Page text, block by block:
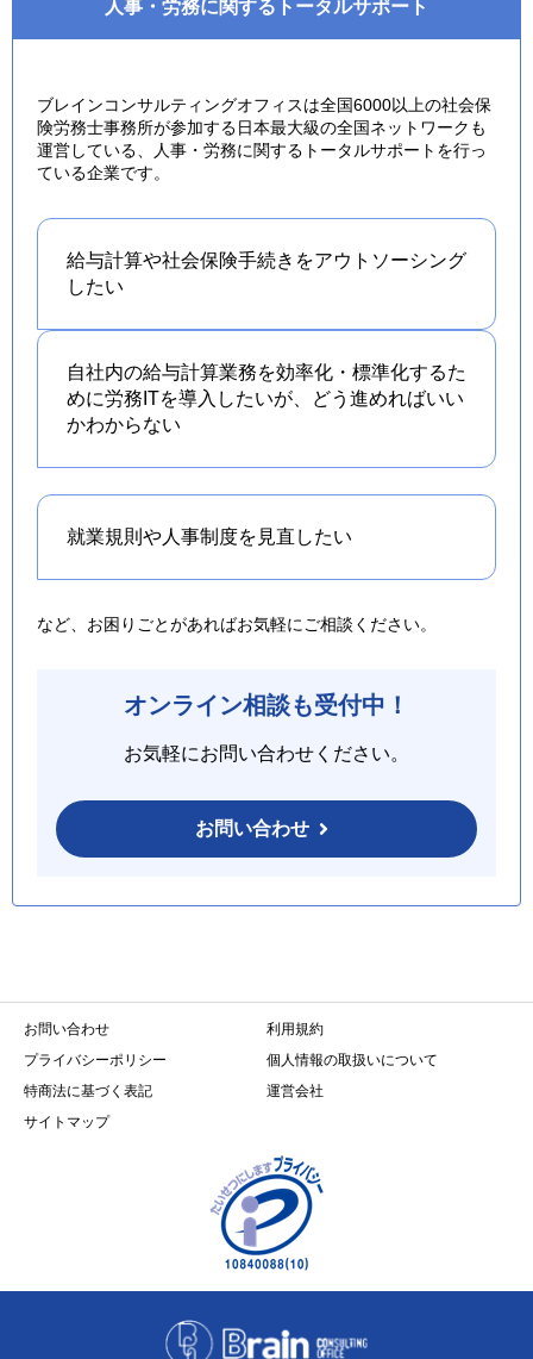
人事・労務に関するトータルサポート
ブレインコンサルティングオフィスは全国6000以上の社会保
険労務士事務所が参加する日本最大級の全国ネットワークも
運営している、人事・労務に関するトータルサポートを行っ
ている企業です。
給与計算や社会保険手続きをアウトソーシング
したい
自社内の給与計算業務を効率化・標準化するた
めに労務ITを導入したいが、どう進めればいい
かわからない
就業規則や人事制度を 見直したい
など、お困りごとがあればお気軽にご相談ください。
オンライン相談も受付中！
お気軽にお問い合わせください。
お問い合わせ
お問い合わせ
利用規約
プライバシーポリシー
個人情報の取扱いについて
特商法に基づく表記
運営会社
サイトマップ